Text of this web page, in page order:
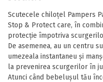
Scutecele chiloțel Pampers
Stop & Protect care, în
protecție împotriva
De asemenea, au un centru
umezeala instantaneu și
la prevenirea scurgerilor în
Atunci când bebelușul tău